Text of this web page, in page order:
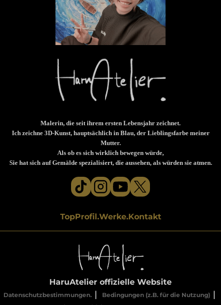
Malerin, die seit ihrem ersten Lebensjahr zeichnet.
Ich zeichne 3D-Kunst, hauptsächlich in Blau, der Lieblingsfarbe meiner
Mutter.
Als ob es sich wirklich bewegen würde,
Sie hat sich auf Gemälde spezialisiert, die aussehen, als würden sie atmen.
TopProfil.Werke.Kontakt
HaruAtelier offizielle Website
Datenschutzbestimmungen.｜ Bedingungen (z.B. für die Nutzung)｜